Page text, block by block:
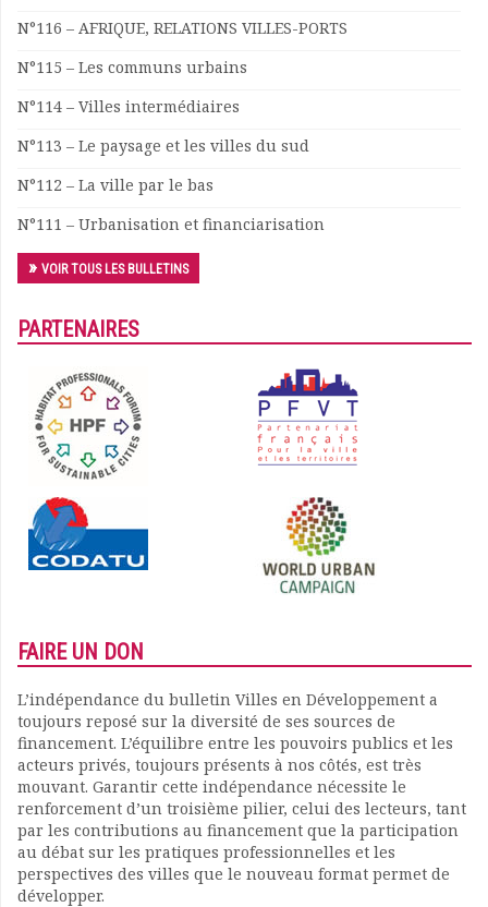
N°116 – AFRIQUE, RELATIONS VILLES-PORTS
N°115 – Les communs urbains
N°114 – Villes intermédiaires
N°113 – Le paysage et les villes du sud
N°112 – La ville par le bas
N°111 – Urbanisation et financiarisation
VOIR TOUS LES BULLETINS
PARTENAIRES
FAIRE UN DON
L’indépendance du bulletin Villes en Développement a
toujours reposé sur la diversité de ses sources de
financement. L’équilibre entre les pouvoirs publics et les
acteurs privés, toujours présents à nos côtés, est très
mouvant. Garantir cette indépendance nécessite le
renforcement d’un troisième pilier, celui des lecteurs, tant
par les contributions au financement que la participation
au débat sur les pratiques professionnelles et les
perspectives des villes que le nouveau format permet de
développer.